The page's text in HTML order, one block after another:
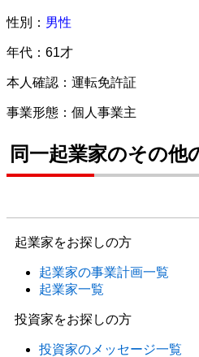
性別： 男性
年代：61才
本人確認：運転免許証
事業形態：個人事業主
同一起業家のその他
起業家をお探しの方
起業家の事業計画一覧
起業家一覧
投資家をお探しの方
投資家のメッセージ一覧